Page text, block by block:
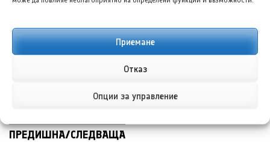
Приемане
Отказ
Опции за управление
истории зад ...
ПРЕДИШНА/СЛЕДВАЩА